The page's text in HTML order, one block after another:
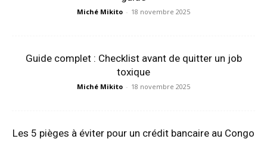
Miché Mikito - 18 novembre 2025
Guide complet : Checklist avant de quitter un job
toxique
Miché Mikito - 18 novembre 2025
Les 5 pièges à éviter pour un crédit bancaire au Congo